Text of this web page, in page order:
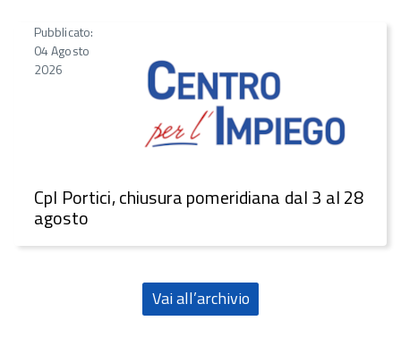
Pubblicato:
04 Agosto
2026
CpI Portici, chiusura pomeridiana dal 3 al 28
agosto
Vai all’archivio